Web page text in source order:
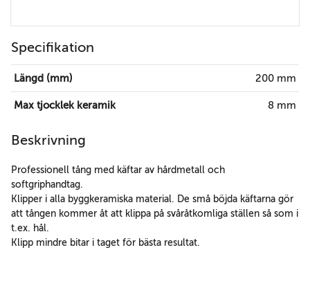
Specifikation
Längd (mm) 200 mm
Max tjocklek keramik 8 mm
Beskrivning
Professionell tång med käftar av hårdmetall och
softgriphandtag.
Klipper i alla byggkeramiska material. De små böjda käftarna gör
att tången kommer åt att klippa på svåråtkomliga ställen så som i
t.ex. hål.
Klipp mindre bitar i taget för bästa resultat.